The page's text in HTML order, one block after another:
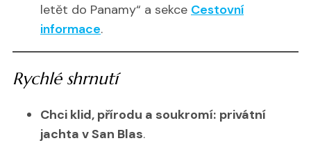
letět do Panamy“ a sekce Cestovní
informace.
Rychlé shrnutí
Chci klid, přírodu a soukromí: privátní
jachta v San Blas.